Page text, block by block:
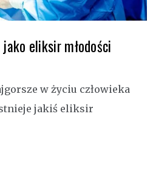
eliksir młodości
w życiu człowieka
jakiś eliksir